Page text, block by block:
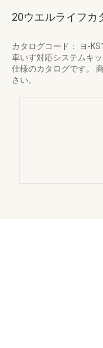
20ウエルライフカ
カタログコード： ヨ-
車いす対応システムキ
仕様のカタログです。
さい。